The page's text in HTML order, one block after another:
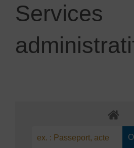
Services